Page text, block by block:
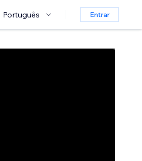
Português Entrar